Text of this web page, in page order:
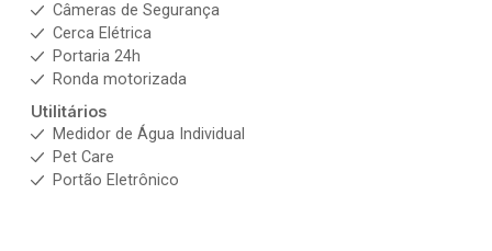
Câmeras de Segurança
Cerca Elétrica
Portaria 24h
Ronda motorizada
Utilitários
Medidor de Água Individual
Pet Care
Portão Eletrônico